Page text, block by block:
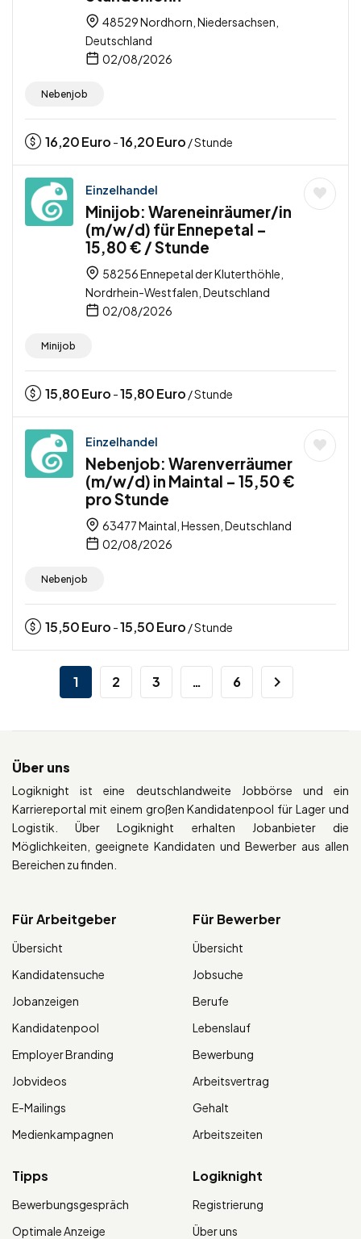
48529 Nordhorn, Niedersachsen,
Deutschland
02/08/2026
Nebenjob
16,20Euro -16,20Euro / Stunde
Einzelhandel
Minijob: Wareneinräumer/in
(m/w/d) für Ennepetal –
15,80 € / Stunde
58256 Ennepetal der Kluterthöhle,
Nordrhein-Westfalen, Deutschland
02/08/2026
Minijob
15,80Euro -15,80Euro / Stunde
Einzelhandel
Nebenjob: Warenverräumer
(m/w/d) in Maintal – 15,50 €
pro Stunde
63477 Maintal, Hessen, Deutschland
02/08/2026
Nebenjob
15,50Euro -15,50Euro / Stunde
1 2 3 … 6
Über uns
Logiknight ist eine deutschlandweite Jobbörse und ein
Karriereportal mit einem großen Kandidatenpool für Lager und
Logistik. Über Logiknight erhalten Jobanbieter die
Möglichkeiten, geeignete Kandidaten und Bewerber aus allen
Bereichen zu finden.
Für Arbeitgeber
Übersicht
Kandidatensuche
Jobanzeigen
Kandidatenpool
Employer Branding
Jobvideos
E-Mailings
Medienkampagnen
Für Bewerber
Übersicht
Jobsuche
Berufe
Lebenslauf
Bewerbung
Arbeitsvertrag
Gehalt
Arbeitszeiten
Tipps
Bewerbungsgespräch
Optimale Anzeige
Logiknight
Registrierung
Über uns